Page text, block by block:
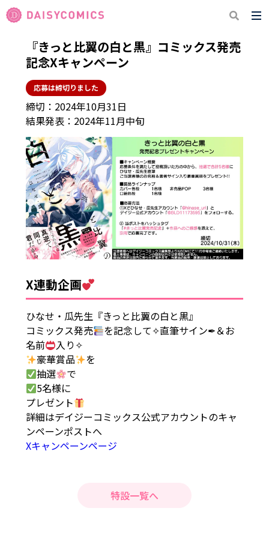
『きっと比翼の白と黒』コミックス発売
記念Xキャンペーン
応募は締切りました
締切：2024年10月31日
結果発表：2024年11月中旬
X連動企画
ひなせ・瓜先生『きっと比翼の白と黒』
コミックス発売
を記念して✧直筆サイン✒＆お
名前
入り✧
豪華賞品
を
抽選
で
5名様に
プレゼント
詳細はデイジーコミックス公式アカウントのキャ
ンペーンポストへ
Xキャンペーンページ
特設一覧へ